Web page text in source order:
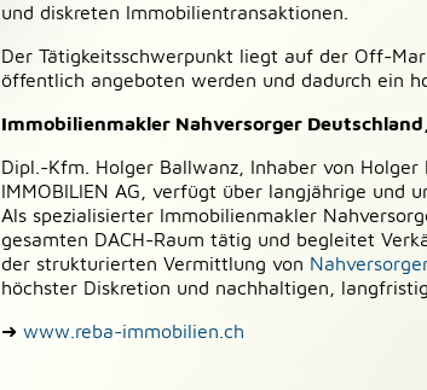
und diskreten Immobilientransaktionen.
Der Tätigkeitsschwerpunkt liegt auf der Off-
öffentlich angeboten werden und dadurch ein
Immobilienmakler Nahversorger
Dipl.-Kfm. Holger Ballwanz, Inhaber von
IMMOBILIEN AG, verfügt über langjährige und
Als spezialisierter Immobilienmakler
gesamten DACH-Raum tätig und begleitet
der strukturierten Vermittlung von
höchster Diskretion und nachhaltigen,
➜ www.reba-immobilien.ch